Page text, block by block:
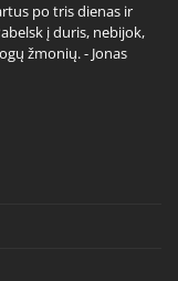
po tris dienas ir
į duris, nebijok,
žmonių. - Jonas